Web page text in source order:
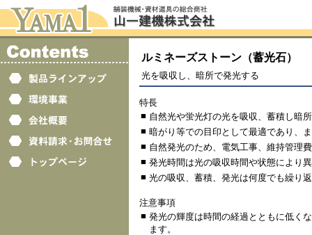
ルミネーズストーン（蓄光石）
光を吸収し、暗所で発光する
特長
■ 自然光や蛍光灯の光を吸収、蓄積し暗
■ 暗がり等での目印として最適であり、
■ 自然発光のため、電気工事、維持管理
■ 発光時間は光の吸収時間や状態により
■ 光の吸収、蓄積、発光は何度でも繰り
注意事項
■ 発光の輝度は時間の経過とともに低く
ます。